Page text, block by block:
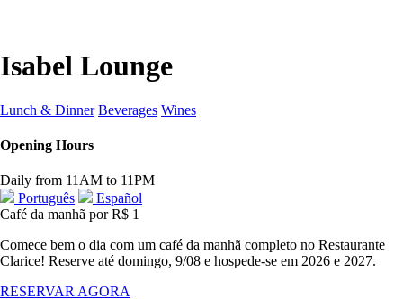
Isabel Lounge
Lunch & Dinner Beverages Wines
Opening Hours
Daily from 11AM to 11PM
Português
Español
Café da manhã por R$ 1
Comece bem o dia com um café da manhã completo no Restaurante
Clarice! Reserve até domingo, 9/08 e hospede-se em 2026 e 2027.
RESERVAR AGORA